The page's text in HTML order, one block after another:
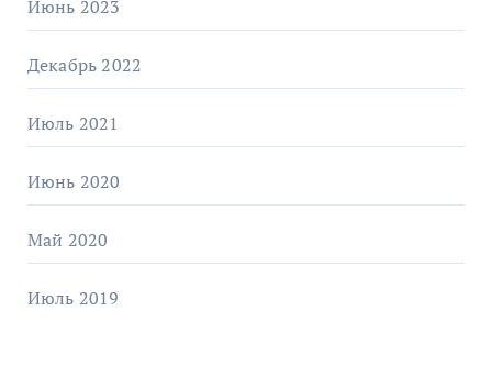
Июнь 2023
Декабрь 2022
Июль 2021
Июнь 2020
Май 2020
Июль 2019